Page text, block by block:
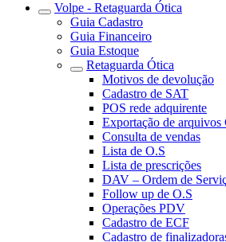
Volpe - Retaguarda Ótica
Guia Cadastro
Guia Financeiro
Guia Estoque
Retaguarda Ótica
Motivos de devolução
Cadastro de SAT
POS rede adquirente
Exportação de arquivos
Consulta de vendas
Lista de O.S
Lista de prescrições
DAV – Ordem de
Follow up de O.S
Operações PDV
Cadastro de ECF
Cadastro de